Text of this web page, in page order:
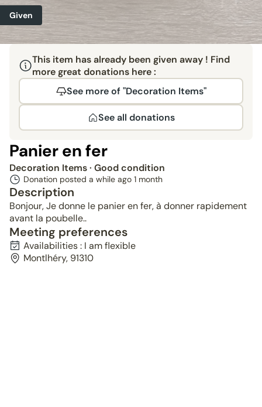
Given
This item has already been given away ! Find
more great donations here :
See more of "Decoration Items"
See all donations
Panier en fer
Decoration Items· Good condition
Donation posted a while ago 1 month
Description
Bonjour, Je donne le panier en fer, à donner rapidement
avant la poubelle..
Meeting preferences
Availabilities : I am flexible
Montlhéry, 91310